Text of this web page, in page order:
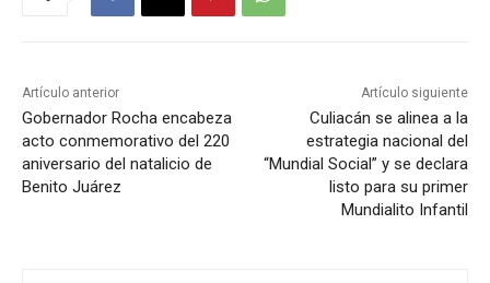
Artículo anterior
Gobernador Rocha encabeza
acto conmemorativo del 220
aniversario del natalicio de
Benito Juárez
Artículo siguiente
Culiacán se alinea a la
estrategia nacional del
“Mundial Social” y se declara
listo para su primer
Mundialito Infantil